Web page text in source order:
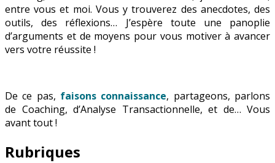
entre vous et moi. Vous y trouverez des anecdotes, des
outils, des réflexions… J’espère toute une panoplie
d’arguments et de moyens pour vous motiver à avancer
vers votre réussite !
De ce pas, faisons connaissance, partageons, parlons
de Coaching, d’Analyse Transactionnelle, et de… Vous
avant tout !
Rubriques